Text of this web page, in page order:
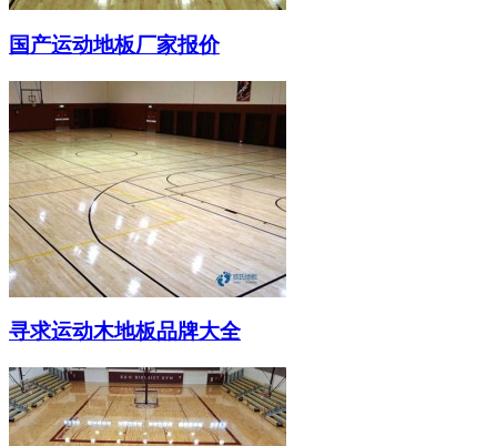
国产运动地板厂家报价
寻求运动木地板品牌大全